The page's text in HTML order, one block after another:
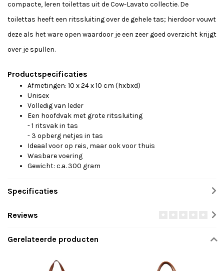
compacte, leren toilettas uit de Cow-Lavato collectie. De
toilettas heeft een ritssluiting over de gehele tas; hierdoor vouwt
deze als het ware open waardoor je een zeer goed overzicht krijgt
over je spullen.
Productspecificaties
Afmetingen: 10 x 24 x 10 cm (hxbxd)
Unisex
Volledig van leder
Een hoofdvak met grote ritssluiting
- 1 ritsvak in tas
- 3 opberg netjes in tas
Ideaal voor op reis, maar ook voor thuis
Wasbare voering
Gewicht: c.a. 300 gram
Specificaties
Reviews
Gerelateerde producten